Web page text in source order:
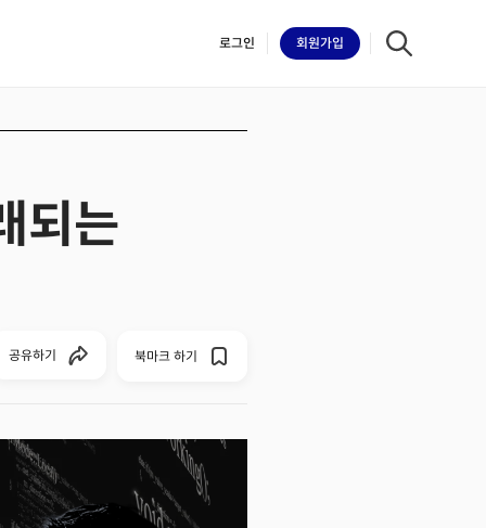
로그인 회원가입
되는
공유하기 북마크 하기